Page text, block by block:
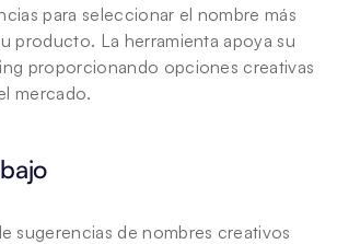
para seleccionar el nombre más
producto. La herramienta apoya su
proporcionando opciones creativas
mercado.
sugerencias de nombres creativos